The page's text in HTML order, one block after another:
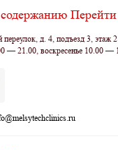
д. 4, подъезд 3, этаж 2
— 21.00, воскресенье 10.00 —